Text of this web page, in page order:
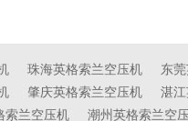
珠海英格索兰空压机 东
肇庆英格索兰空压机 湛
索兰空压机 潮州英格索兰空